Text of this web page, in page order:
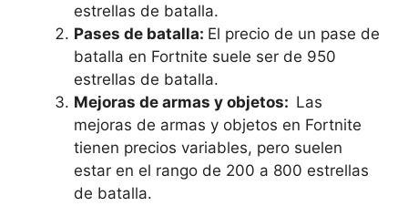
estrellas de batalla.
Pases de batalla: El precio‌ de un pase‍ de
batalla en Fortnite suele ser de ​950
estrellas de‌ batalla.
Mejoras de ⁤armas y objetos: ⁣ Las
mejoras de armas ⁣y⁣ objetos en Fortnite
tienen precios variables, pero suelen
estar en el rango de 200 a‌ 800 estrellas
de batalla.